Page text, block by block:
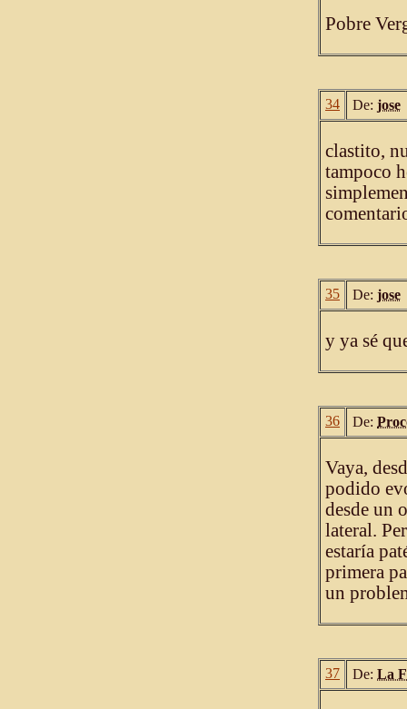
Pobre
34 De: jose
clastito,
tampoco
35 De: jose
y ya sé
36 De:
Vaya,
podido
desde un
lateral.
estaría
primera
un
37 De: La